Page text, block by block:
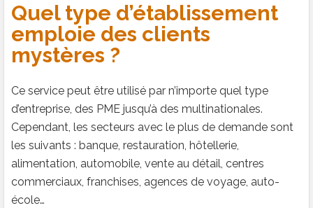
Quel type d’établissement
emploie des clients
mystères ?
Ce service peut être utilisé par n’importe quel type
d’entreprise, des PME jusqu’à des multinationales.
Cependant, les secteurs avec le plus de demande sont
les suivants : banque, restauration, hôtellerie,
alimentation, automobile, vente au détail, centres
commerciaux, franchises, agences de voyage, auto-
école…